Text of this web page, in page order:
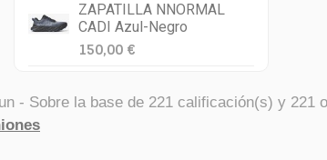
ZAPATILLA NNORMAL
CADI Azul-Negro
150,00 €
- Sobre la base de 221calificación(s) y 221